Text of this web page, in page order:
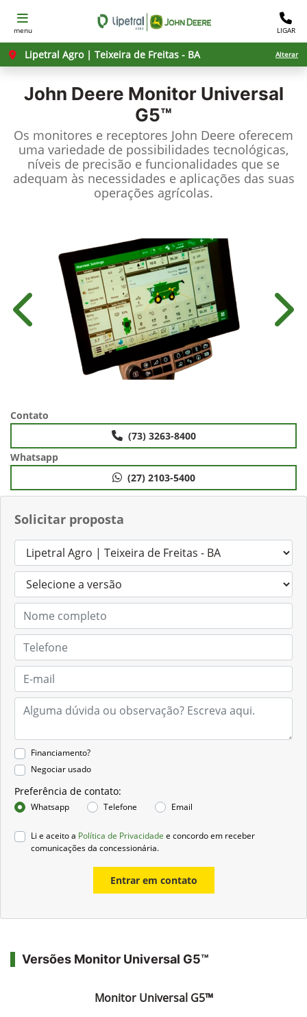
menu LIGAR
Lipetral Agro | Teixeira de Freitas - BA Alterar
John Deere Monitor Universal
G5™
Os monitores e receptores John Deere oferecem
uma variedade de possibilidades tecnológicas,
níveis de precisão e funcionalidades que se
adequam às necessidades e aplicações das suas
operações agrícolas.
Solicitar proposta
Financiamento?
Negociar usado
Preferência de contato:
Whatsapp Telefone Email
Li e aceito a Política de Privacidade e concordo em receber
comunicações da concessionária.
Entrar em contato
Anterior
Contato
(73) 3263-8400
Whatsapp
(27) 2103-5400
Versões Monitor Universal G5™
Monitor Universal G5™